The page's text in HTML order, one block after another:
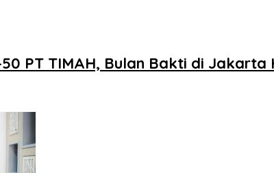
PT TIMAH, Bulan Bakti di